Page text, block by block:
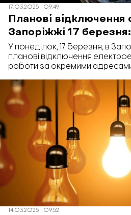
17.03.2025 | 09:49
Планові відключення
Запоріжжі 17
У понеділок, 17 березня, в
планові відключення
роботи за окремими
14.03.2025 | 09:52